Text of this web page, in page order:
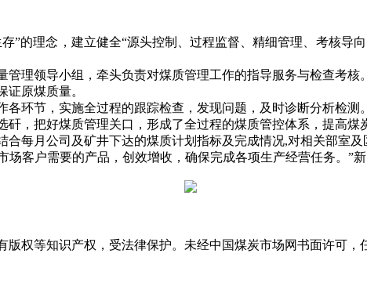
理念，建立健全“源头控制、过程监督、精细管理、考核导
领导小组，牵头负责对煤质管理工作的指导服务与检查考核
原煤质量。
节，实施全过程的跟踪检查，发现问题，及时诊断分析检测
，把好煤质管理关口，形成了全过程的煤质管控体系，提高煤
月公司及矿井下达的煤质计划指标及完成情况,对相关部室及
客户需要的产品，创效增收，确保完成各项生产经营任务。”新
权等知识产权，受法律保护。未经中国煤炭市场网书面许可